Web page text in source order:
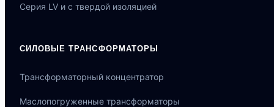
Серия LV и с твердой изоляцией
СИЛОВЫЕ ТРАНСФОРМАТОРЫ
Трансформаторный концентратор
Маслопогруженные трансформаторы